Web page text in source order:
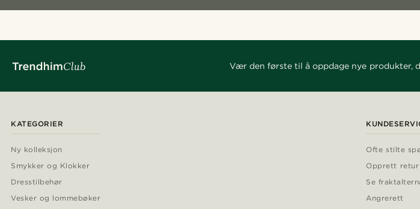
Vær den første til å oppdage nye produkter,
KATEGORIER
Ny kolleksjon
Smykker og Klokker
Dresstilbehør
Vesker og lommebøker
Ofte stilte
Opprett retur
Se
Angrerett